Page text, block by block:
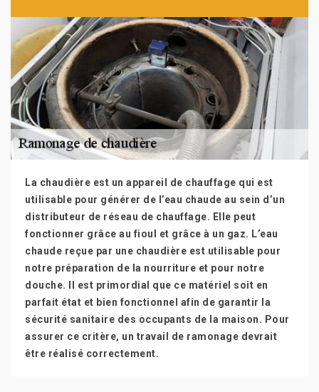
La chaudière est un appareil de chauffage qui est
utilisable pour générer de l’eau chaude au sein d’un
distributeur de réseau de chauffage. Elle peut
fonctionner grâce au fioul et grâce à un gaz. L’eau
chaude reçue par une chaudière est utilisable pour
notre préparation de la nourriture et pour notre
douche. Il est primordial que ce matériel soit en
parfait état et bien fonctionnel afin de garantir la
sécurité sanitaire des occupants de la maison. Pour
assurer ce critère, un travail de ramonage devrait
être réalisé correctement.